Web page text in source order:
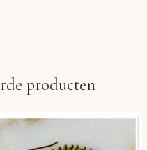
producten